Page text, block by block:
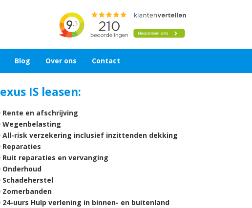
Blog Over ons Contact
IS leasen:
Rente en afschrijving
Wegenbelasting
All-risk verzekering inclusief inzittenden dekking
Reparaties
Ruit reparaties en vervanging
Onderhoud
Schadeherstel
Zomerbanden
24-uurs Hulp verlening in binnen- en buitenland